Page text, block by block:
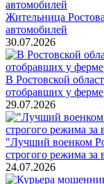
Жительница
автомобилей
30.07.2026
В Ростовской
отобравших у
29.07.2026
"Лучший военком
строгого режима за
24.07.2026